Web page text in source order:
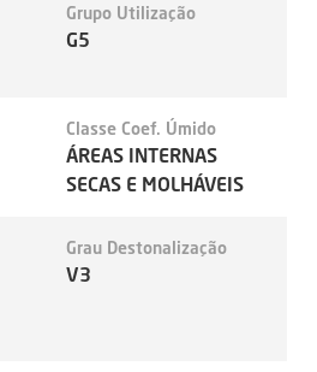
Grupo Utilização
G5
Classe Coef. Úmido
ÁREAS INTERNAS
SECAS E MOLHÁVEIS
Grau Destonalização
V3